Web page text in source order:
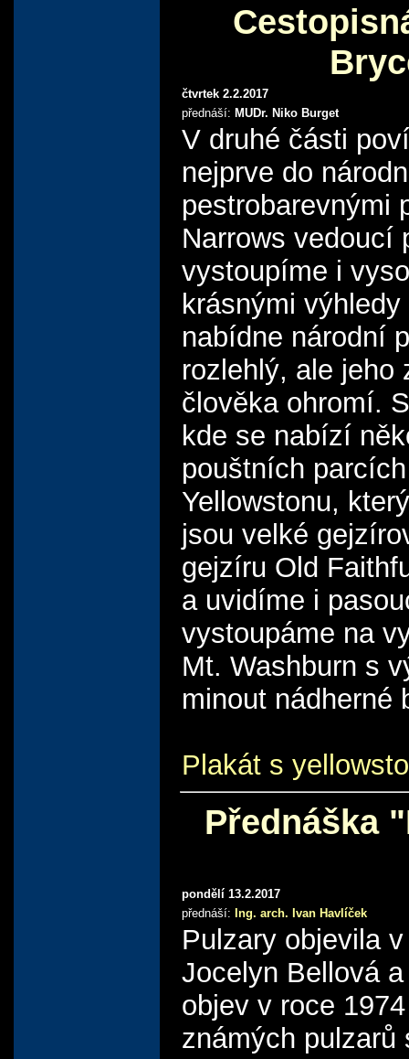
čtvrtek 2.2.2017
přednáší: MUDr. Niko Burget
V druhé části
nejprve do
pestrobarevnými
Narrows vedoucí
vystoupíme i
krásnými
nabídne národní
rozlehlý, ale jeho
člověka ohromí.
kde se nabízí
pouštních
Yellowstonu,
jsou velké
gejzíru Old
a uvidíme i
vystoupáme na
Mt. Washburn s
minout nádherné
Plakát s
Přednáška
pondělí 13.2.2017
přednáší: Ing. arch. Ivan Havlíček
Pulzary objevila
Jocelyn Bellová
objev v roce
známých